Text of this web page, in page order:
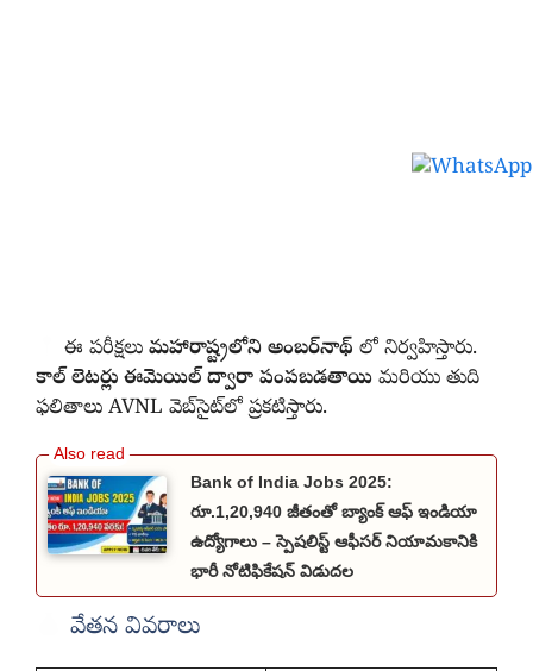
ఈ పరీక్షలుమహారాష్ట్రలోని అంబర్‌నాథ్ లో నిర్వహిస్తారు.
కాల్‌ లెటర్లు ఈమెయిల్‌ ద్వారా పంపబడతాయి మరియు తుది
ఫలితాలు AVNL వెబ్‌సైట్‌లో ప్రకటిస్తారు.
Bank of India Jobs 2025:
రూ.1,20,940 జీతంతో బ్యాంక్ ఆఫ్ ఇండియా
ఉద్యోగాలు – స్పెషలిస్ట్ ఆఫీసర్ నియామకానికి
భారీ నోటిఫికేషన్ విడుదల
వేతన వివరాలు